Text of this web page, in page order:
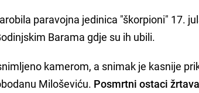
paravojna jedinica "škorpioni" 17.
Barama gdje su ih ubili.
kamerom, a snimak je kasnije
Miloševiću. Posmrtni ostaci